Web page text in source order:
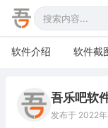
软件介绍 软件截
吾乐吧软
发布于 2022